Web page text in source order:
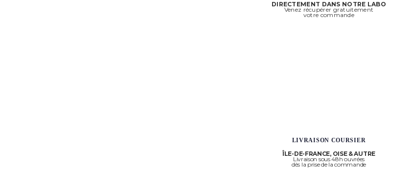
DIRECTEMENT DANS NOTRE LABO
Venez récupérer gratuitement
votre commande
LIVRAISON COURSIER
ÎLE-DE-FRANCE, OISE & AUTRE
Livraison sous 48h ouvrées
dès la prise de la commande